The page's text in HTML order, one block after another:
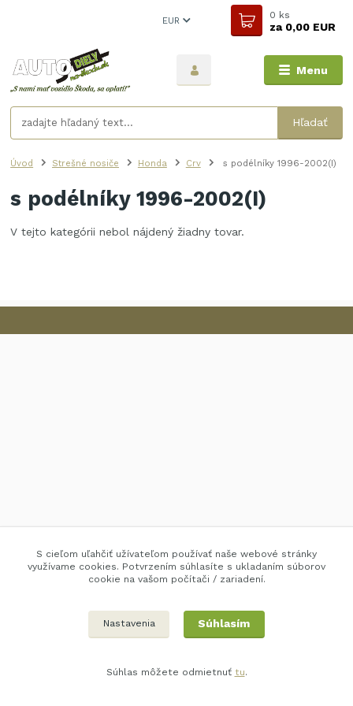
Menu
EUR
Hľadať
0 ks
za0,00 EUR
Úvod Strešné nosiče Honda Crv s podélníky 1996-2002(I)
s podélníky 1996-2002(I)
V tejto kategórii nebol nájdený žiadny tovar.
S cieľom uľahčiť užívateľom používať naše webové stránky
využívame cookies. Potvrzením súhlasíte s ukladaním súborov
cookie na vašom počítači / zariadení.
Nastavenia Súhlasím
Súhlas môžete odmietnuť tu.